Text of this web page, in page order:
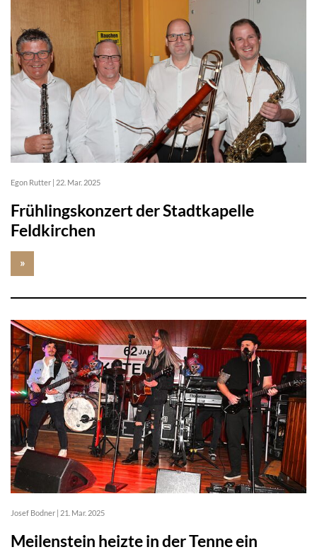
Egon Rutter | 22. Mar. 2025
Frühlingskonzert der Stadtkapelle
Feldkirchen
»
Josef Bodner 21. Mar. 2025
Meilenstein heizte in der Tenne ein